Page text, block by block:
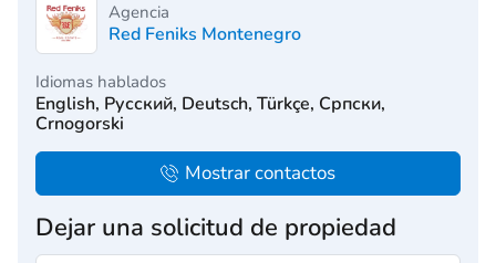
Agencia
Red Feniks Montenegro
Idiomas hablados
English, Русский, Deutsch, Türkçe, Српски,
Crnogorski
Mostrar contactos
Dejar una solicitud de propiedad